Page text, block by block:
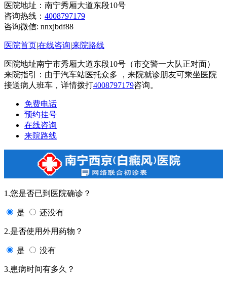
医院地址：南宁秀厢大道东段10号
咨询热线： 4008797179
咨询微信: nnxjbdf88
医院首页|在线咨询|来院路线
医院地址南宁市秀厢大道东段10号（市交警一大队正对面）
来院指引：由于汽车站医托众多 ，来院就诊朋友可乘坐医院
接送病人班车，详情拨打4008797179咨询。
免费电话
预约挂号
在线咨询
来院路线
1.您是否已到医院确诊？
是 还没有
2.是否使用外用药物？
是 没有
3.患病时间有多久？